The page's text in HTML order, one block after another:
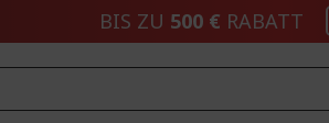
BIS ZU 500 € RABATT